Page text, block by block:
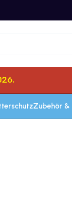
Zubehör &